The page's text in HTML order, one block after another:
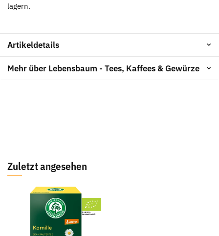
lagern.
Artikeldetails
Mehr über Lebensbaum - Tees, Kaffees & Gewürze
Zuletzt angesehen